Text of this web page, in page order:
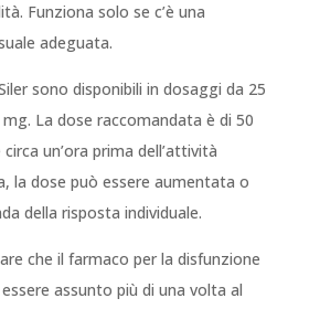
Funziona solo se c’è una
adeguata.
sono disponibili in dosaggi da 25
La dose raccomandata è di 50
un’ora prima dell’attività
la dose può essere aumentata o
della risposta individuale.
che il farmaco per la disfunzione
assunto più di una volta al